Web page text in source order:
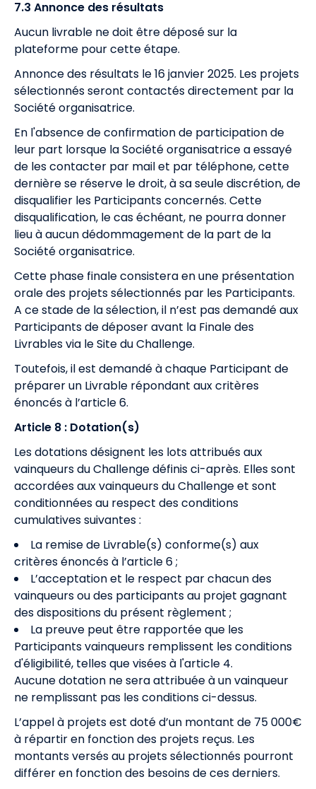
7.3 Annonce des résultats
Aucun livrable ne doit être déposé sur la
plateforme pour cette étape.
Annonce des résultats le 16 janvier 2025. Les projets
sélectionnés seront contactés directement par la
Société organisatrice.
En l'absence de confirmation de participation de
leur part lorsque la Société organisatrice a essayé
de les contacter par mail et par téléphone, cette
dernière se réserve le droit, à sa seule discrétion, de
disqualifier les Participants concernés. Cette
disqualification, le cas échéant, ne pourra donner
lieu à aucun dédommagement de la part de la
Société organisatrice.
Cette phase finale consistera en une présentation
orale des projets sélectionnés par les Participants.
A ce stade de la sélection, il n’est pas demandé aux
Participants de déposer avant la Finale des
Livrables via le Site du Challenge.
Toutefois, il est demandé à chaque Participant de
préparer un Livrable répondant aux critères
énoncés à l’article 6.
Article 8 : Dotation(s)
Les dotations désignent les lots attribués aux
vainqueurs du Challenge définis ci-après. Elles sont
accordées aux vainqueurs du Challenge et sont
conditionnées au respect des conditions
cumulatives suivantes :
La remise de Livrable(s) conforme(s) aux
critères énoncés à l’article 6 ;
L’acceptation et le respect par chacun des
vainqueurs ou des participants au projet gagnant
des dispositions du présent règlement ;
La preuve peut être rapportée que les
Participants vainqueurs remplissent les conditions
d'éligibilité, telles que visées à l'article 4.
Aucune dotation ne sera attribuée à un vainqueur
ne remplissant pas les conditions ci-dessus.
L’appel à projets est doté d’un montant de 75 000€
à répartir en fonction des projets reçus. Les
montants versés au projets sélectionnés pourront
différer en fonction des besoins de ces derniers.